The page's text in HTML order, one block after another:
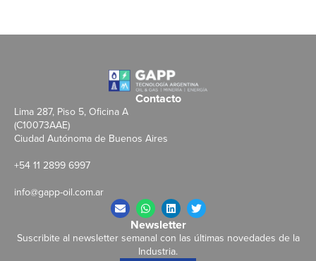
Contacto
Lima 287, Piso 5, Oficina A
(C10073AAE)
Ciudad Autónoma de Buenos Aires
+54 11 2899 6997
info@gapp-oil.com.ar
Newsletter
Suscribite al newsletter semanal con las últimas novedades de la
Industria.